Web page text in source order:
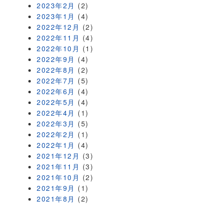
2023年2月 (2)
2023年1月 (4)
2022年12月 (2)
2022年11月 (4)
2022年10月 (1)
2022年9月 (4)
2022年8月 (2)
2022年7月 (5)
2022年6月 (4)
2022年5月 (4)
2022年4月 (1)
2022年3月 (5)
2022年2月 (1)
2022年1月 (4)
2021年12月 (3)
2021年11月 (3)
2021年10月 (2)
2021年9月 (1)
2021年8月 (2)